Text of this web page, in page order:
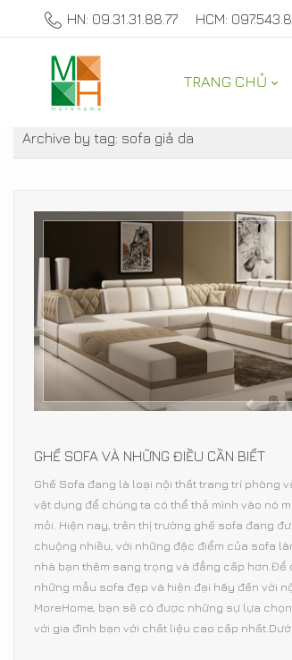
HN: 09.31.31.88.77 HCM:
TRANG CHỦ
TƯ VẤN NỘI THẤT
Archive by tag: sofa giả da
GHẾ SOFA VÀ NHỮNG ĐIỀU CẦN BIẾT
Ghế Sofa đang là loại nội thất trang trí phòng
vật dụng để chúng ta có thể thả mình vào nó
mỏi. Hiện nay, trên thị trường ghế sofa đang
chuộng nhiều, với những đặc điểm của sofa
nhà bạn thêm sang trọng và đẳng cấp hơn.Để
những mẫu sofa đẹp và hiện đại hãy đến với
MoreHome, bạn sẽ có được những sự lựa
với gia đình bạn với chất liệu cao cấp nhất.Dướ...